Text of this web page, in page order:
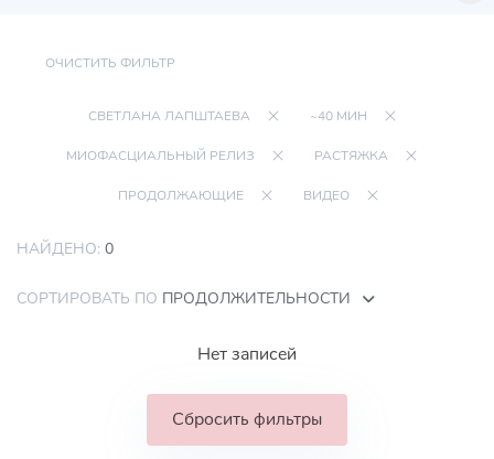
ОЧИСТИТЬ ФИЛЬТР
СВЕТЛАНА ЛАПШТАЕВА ~40 МИН
МИОФАСЦИАЛЬНЫЙ РЕЛИЗ РАСТЯЖКА
ПРОДОЛЖАЮЩИЕ ВИДЕО
НАЙДЕНО: 0
СОРТИРОВАТЬ ПО ПРОДОЛЖИТЕЛЬНОСТИ
Нет записей
Сбросить фильтры